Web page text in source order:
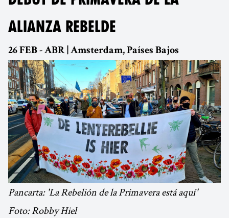
ALIANZA REBELDE
26 FEB - ABR | Amsterdam, Países Bajos
Pancarta: 'La Rebelión de la Primavera está aquí'
Foto: Robby Hiel